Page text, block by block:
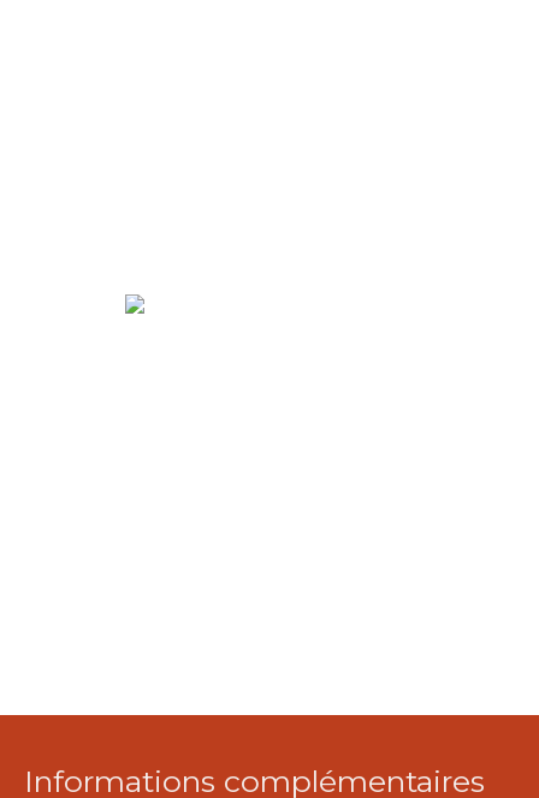
Informations complémentaires